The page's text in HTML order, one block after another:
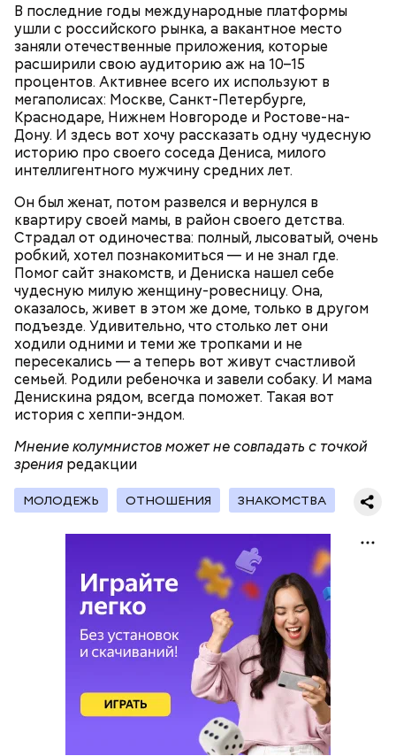
В последние годы международные платформы
ушли с российского рынка, а вакантное место
заняли отечественные приложения, которые
расширили свою аудиторию аж на 10–15
процентов. Активнее всего их используют в
мегаполисах: Москве, Санкт-Петербурге,
Краснодаре, Нижнем Новгороде и Ростове-на-
Дону. И здесь вот хочу рассказать одну чудесную
историю про своего соседа Дениса, милого
интеллигентного мужчину средних лет.
Он был женат, потом развелся и вернулся в
квартиру своей мамы, в район своего детства.
Страдал от одиночества: полный, лысоватый, очень
робкий, хотел познакомиться — и не знал где.
Помог сайт знакомств, и Дениска нашел себе
чудесную милую женщину-ровесницу. Она,
оказалось, живет в этом же доме, только в другом
подъезде. Удивительно, что столько лет они
ходили одними и теми же тропками и не
пересекались — а теперь вот живут счастливой
семьей. Родили ребеночка и завели собаку. И мама
Денискина рядом, всегда поможет. Такая вот
история с хеппи-эндом.
Мнение колумнистов может не совпадать с точкой
зрения редакции
МОЛОДЕЖЬ ОТНОШЕНИЯ ЗНАКОМСТВА
петрушка;
— Кабачки, порезанные кубиками, нужно легко
обжарить на сковороде. К ним добавляются зелень
петрушки, чеснок, соль и оливковое масло.
Получается очень вкусно, — поделился рецептом
Копылов.
Спагетти из кабачков
лишним весом.
— В дыне содержится много сахара, который
представлен фруктозой. С одной стороны — это
хорошо, потому что дает энергию. Но важно
помнить, что сладкими дынями не нужно сильно
увлекаться, так же как и арбузами, людям с
сахарным диабетом и лишним весом, —
подчеркнула доктор.